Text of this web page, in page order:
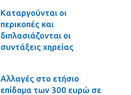
Καταργούνται οι
περικοπές και
διπλασιάζονται οι
συντάξεις χηρείας
Αλλαγές στο ετήσιο
επίδομα των 300 ευρώ σε